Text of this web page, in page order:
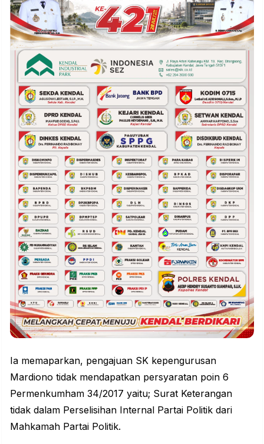
Ia memaparkan, pengajuan SK kepengurusan
Mardiono tidak mendapatkan persyaratan poin 6
Permenkumham 34/2017 yaitu; Surat Keterangan
tidak dalam Perselisihan Internal Partai Politik dari
Mahkamah Partai Politik.